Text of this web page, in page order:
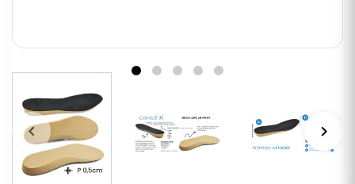
Poprzedni
keyboard_arrow_left keyboard_arrow_right